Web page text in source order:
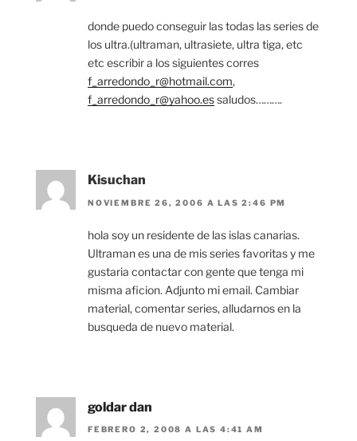
donde puedo conseguir las todas las series de
los ultra.(ultraman, ultrasiete, ultra tiga, etc
etc escribir a los siguientes corres
f_arredondo_r@hotmail.com,
f_arredondo_r@yahoo.essaludos……….
Kisuchan
NOVIEMBRE 26, 2006 A LAS 2:46 PM
hola soy un residente de las islas canarias.
Ultraman es una de mis series favoritas y me
gustaria contactar con gente que tenga mi
misma aficion. Adjunto mi email. Cambiar
material, comentar series, alludarnos en la
busqueda de nuevo material.
goldar dan
FEBRERO 2, 2008 A LAS 4:41 AM